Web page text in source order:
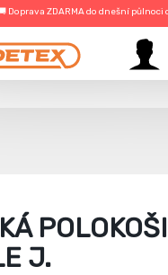
Doprava ZDARMA do dnešní půlnoci
J.